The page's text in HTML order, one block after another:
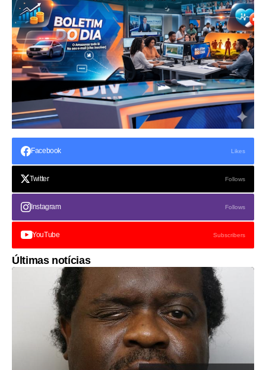
Facebook Likes
Twitter Follows
Instagram Follows
YouTube Subscribers
Últimas notícias